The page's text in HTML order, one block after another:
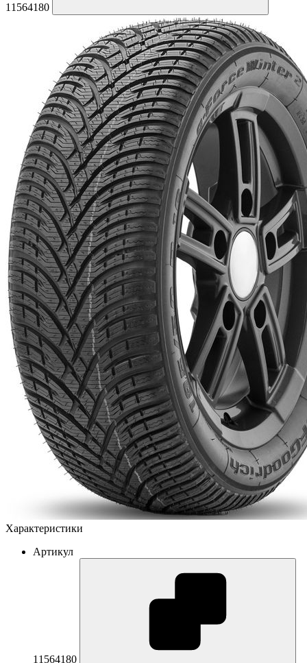
11564180
Характеристики
Артикул
11564180